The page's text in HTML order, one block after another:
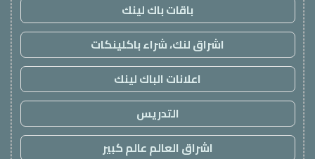
باقات باك لينك
اشراق لنك، شراء باكلينكات
اعلانات الباك لينك
التدريس
اشراق العالم عالم كبير